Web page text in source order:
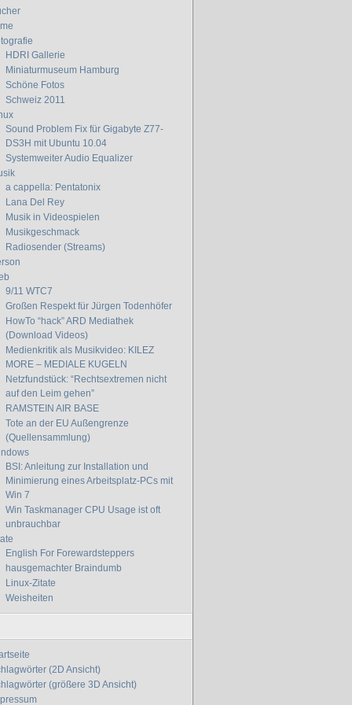
HDRI Gallerie
Miniaturmuseum Hamburg
Schöne Fotos
Schweiz 2011
Sound Problem Fix für Gigabyte Z77-
DS3H mit Ubuntu 10.04
Systemweiter Audio Equalizer
a cappella: Pentatonix
Lana Del Rey
Musik in Videospielen
Musikgeschmack
Radiosender (Streams)
9/11 WTC7
Großen Respekt für Jürgen Todenhöfer
HowTo “hack” ARD Mediathek
(Download Videos)
Medienkritik als Musikvideo: KILEZ
MORE – MEDIALE KUGELN
Netzfundstück: “Rechtsextremen nicht
auf den Leim gehen”
RAMSTEIN AIR BASE
Tote an der EU Außengrenze
(Quellensammlung)
BSI: Anleitung zur Installation und
Minimierung eines Arbeitsplatz-PCs mit
Win 7
Win Taskmanager CPU Usage ist oft
unbrauchbar
English For Forewardsteppers
hausgemachter Braindumb
Linux-Zitate
Weisheiten
(2D Ansicht)
(größere 3D Ansicht)